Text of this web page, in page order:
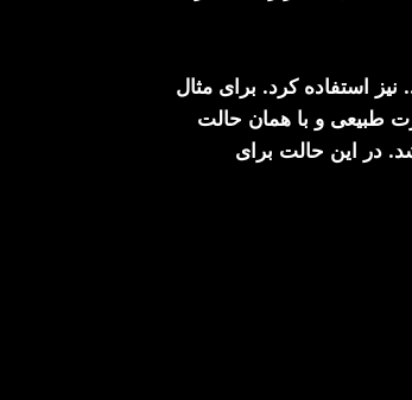
استفاده کرد. برای مثال
طبیعی و با همان حالت
در این حالت برای